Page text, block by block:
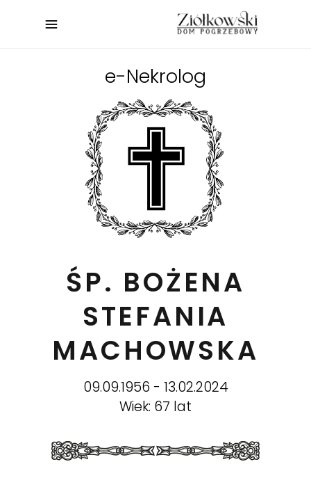
e-Nekrolog
ŚP. BOŻENA
STEFANIA
MACHOWSKA
09.09.1956 - 13.02.2024
Wiek: 67 lat